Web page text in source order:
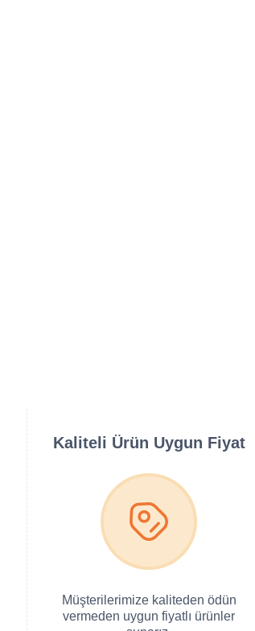
Kaliteli Ürün Uygun Fiyat
Müşterilerimize kaliteden ödün
vermeden uygun fiyatlı ürünler